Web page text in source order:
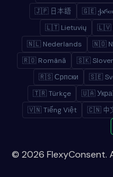
🇯🇵 日本語
🇬🇪
🇱🇹 Lietuvių
🇱🇻
🇳🇱 Nederlands
🇳🇴
🇷🇴 Română
🇸🇰
🇷🇸 Српски
🇸🇪
🇹🇷 Türkçe
🇺🇦
🇻🇳 Tiếng Việt
🇨🇳 中
© 2026 FlexyConsent.